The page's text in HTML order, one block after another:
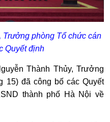
phòng Tổ chức cán
Quyết định
Thành Thủy, Trưởng
15) đã công bố các Quyết
thành phố Hà Nội về